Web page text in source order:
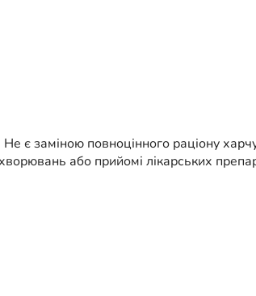
є заміною повноцінного раціону
або прийомі лікарських